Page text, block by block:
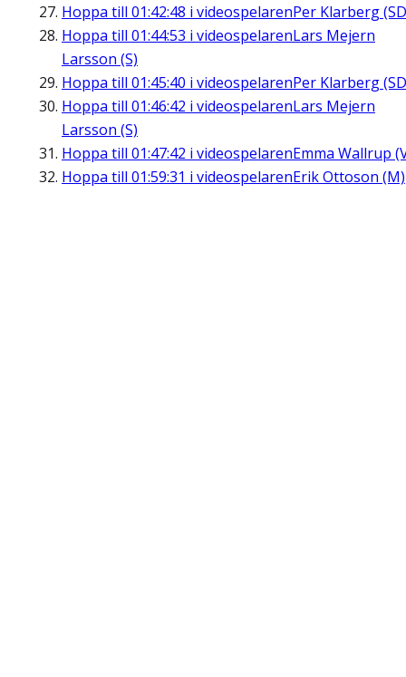
Hoppa till 01:42:48 i videospelarenPer Klarberg
Hoppa till 01:44:53 i videospelarenLars Mejern
Larsson (S)
Hoppa till 01:45:40 i videospelarenPer Klarberg
Hoppa till 01:46:42 i videospelarenLars Mejern
Larsson (S)
Hoppa till 01:47:42 i videospelarenEmma Wallrup
Hoppa till 01:59:31 i videospelarenErik Ottoson (M)